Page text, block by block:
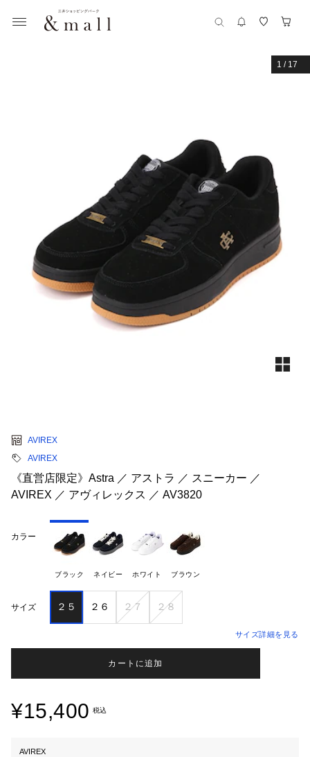
1 / 17
AVIREX
AVIREX
《直営店限定》Astra ／ アストラ ／ スニーカー ／
AVIREX ／ アヴィレックス ／ AV3820
カラー
ブラック ネイビー ホワイト ブラウン
サイズ ２５ ２６ ２７ ２８
サイズ詳細を見る
カートに追加
¥15,400 税込
AVIREX